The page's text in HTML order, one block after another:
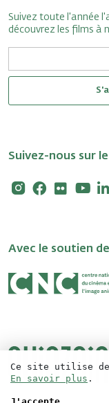
Suivez toute l'année
découvrez les films à
Suivez-nous sur
Instagram
Facebook
Flickr
Avec le soutien de
Ce site utilise
En savoir plus .